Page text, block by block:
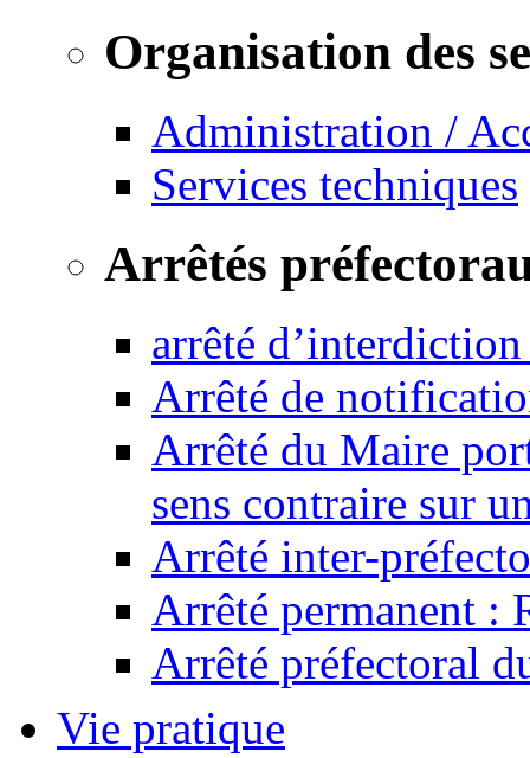
Organisation des
Administration /
Services techniques
Arrêtés
arrêté
Arrêté de
Arrêté du Maire
sens contraire sur
Arrêté inter-
Arrêté permanent :
Arrêté préfectoral
Vie pratique